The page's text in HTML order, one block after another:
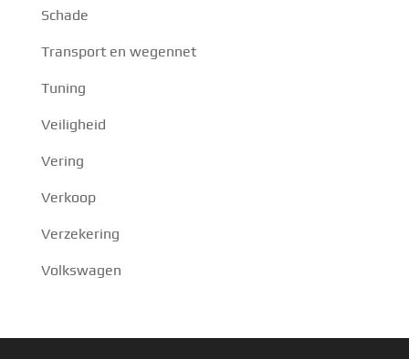
Schade
Transport en wegennet
Tuning
Veiligheid
Vering
Verkoop
Verzekering
Volkswagen